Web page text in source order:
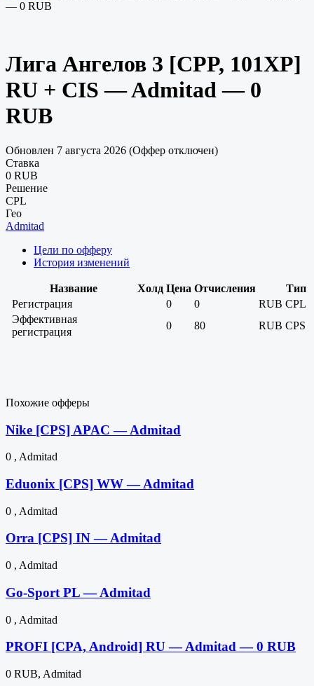
— 0 RUB
Лига Ангелов 3 [CPP, 101XP]
RU + CIS — Admitad — 0
RUB
Обновлен 7 августа 2026 (Оффер отключен)
Ставка
0 RUB
Решение
CPL
Гео
Admitad
Цели по офферу
История изменений
Название Холд Цена Отчисления
Тип
Регистрация
0 0 RUB CPL
Эффективная
регистрация
0 80 RUB CPS
Похожие офферы
Nike [CPS] APAC — Admitad
0 , Admitad
Eduonix [CPS] WW — Admitad
0 , Admitad
Orra [CPS] IN — Admitad
0 , Admitad
Go-Sport PL — Admitad
0 , Admitad
PROFI [CPA, Android] RU — Admitad — 0 RUB
0 RUB, Admitad